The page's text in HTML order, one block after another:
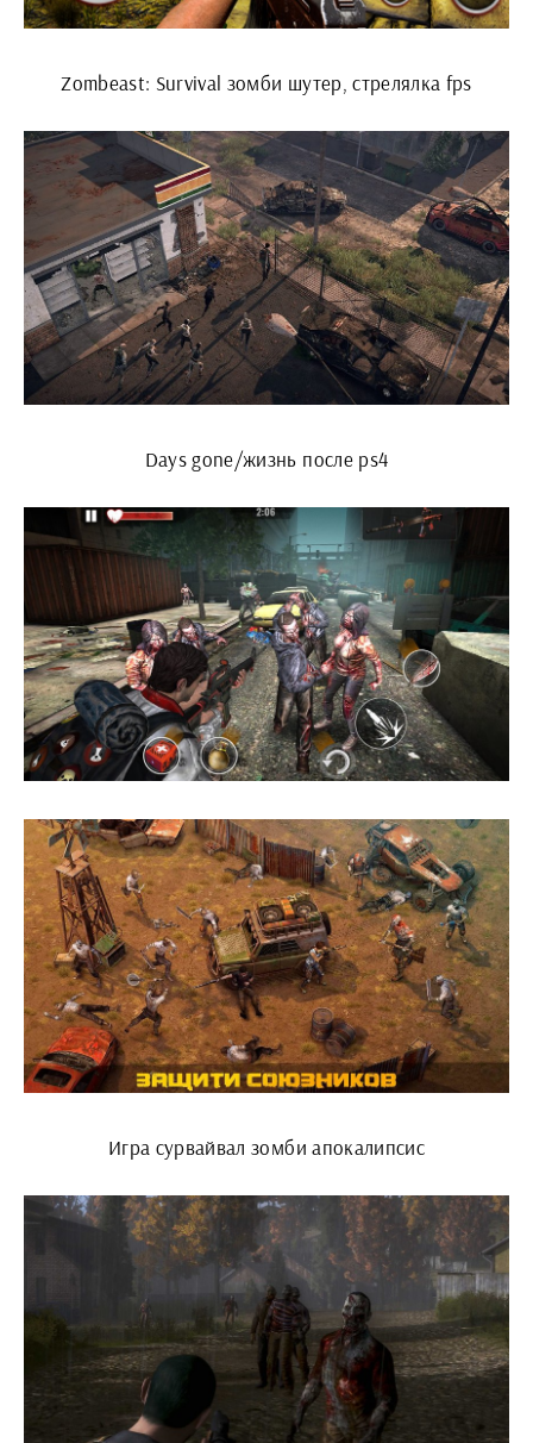
Zombeast: Survival зомби шутер, стрелялка fps
Days gone/жизнь после ps4
Игра сурвайвал зомби апокалипсис